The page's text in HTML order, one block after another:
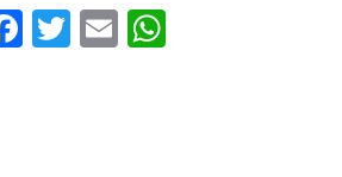
Facebook
Twitter
Email